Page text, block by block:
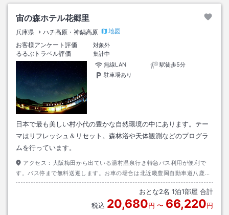
宙の森ホテル花郷里
兵庫県 ハチ高原・神鍋高原
地図
お客様アンケート評価
対象外
るるぶトラベル評価
集計中
無線LAN
駅徒歩5分
駐車場あり
日本で最も美しい村小代の豊かな自然環境の中にあります。テー
マはリフレッシュ＆リセット。森林浴や天体観測などのプログラ
ムを行っています。
アクセス： 大阪梅田から出ている湯村温泉行き特急バス利用が便利で
す。バス停まで無料送迎します。お車の場合は北近畿豊岡自動車道八鹿氷
ノ山ＩＣを降り鳥取方面へ国道９号線を３０分。小代口より国道４８２号
おとな2名 1泊1部屋 合計
税込 20,680円 〜 66,220円